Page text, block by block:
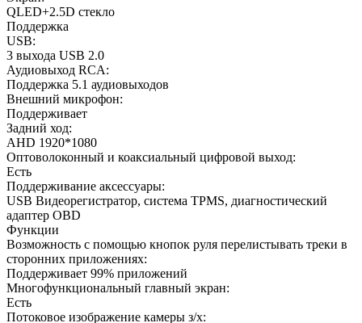
QLED+2.5D стекло
Поддержка
USB:
3 выхода USB 2.0
Аудиовыход RCA:
Поддержка 5.1 аудиовыходов
Внешний микрофон:
Поддерживает
Задний ход:
AHD 1920*1080
Оптоволоконный и коаксиальный цифровой выход:
Есть
Поддерживание аксессуары:
USB Видеорегистратор, система TPMS, диагностический
адаптер OBD
Функции
Возможность с помощью кнопок руля перелистывать треки в
сторонних приложениях:
Поддерживает 99% приложений
Многофункциональный главный экран:
Есть
Потоковое изображение камеры з/х: